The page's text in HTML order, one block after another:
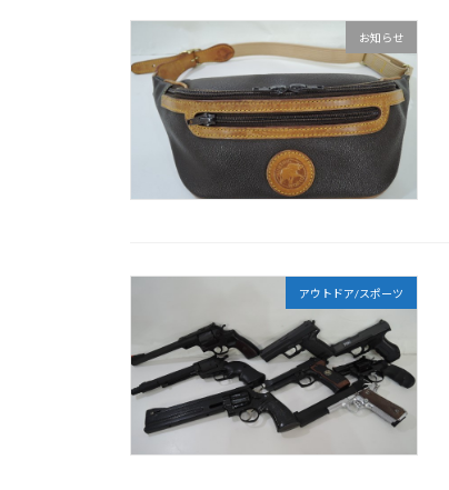
お知らせ
アウトドア/スポーツ